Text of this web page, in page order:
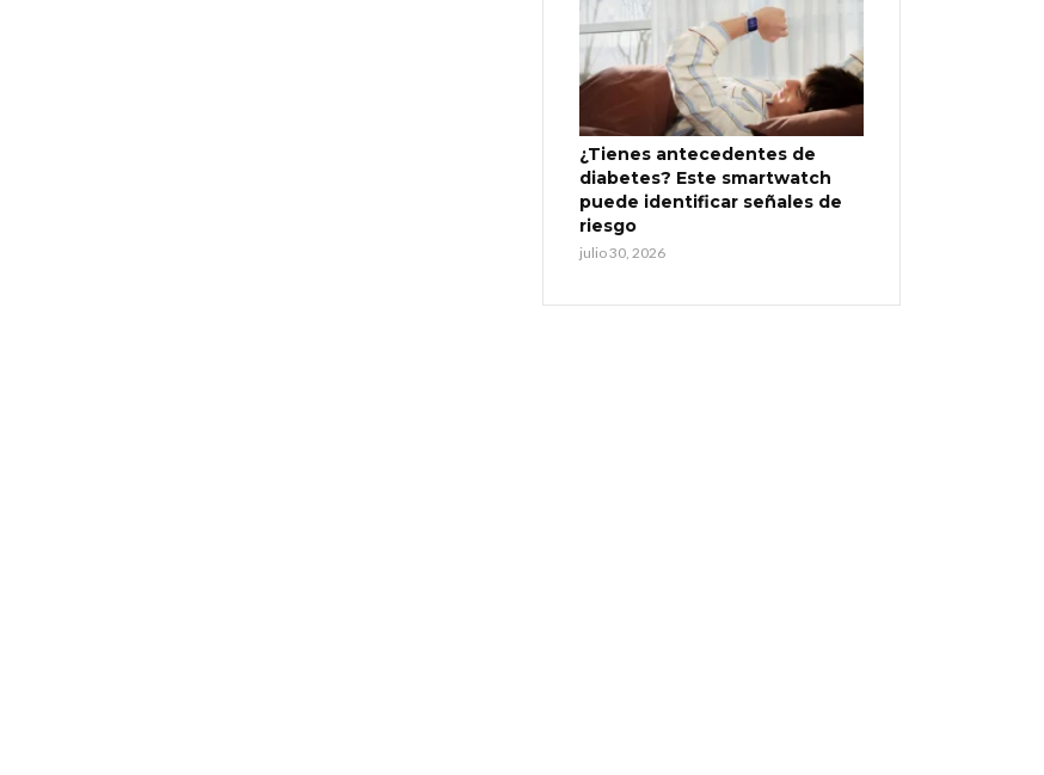
¿Tienes antecedentes de
diabetes? Este smartwatch
puede identificar señales de
riesgo
julio 30, 2026